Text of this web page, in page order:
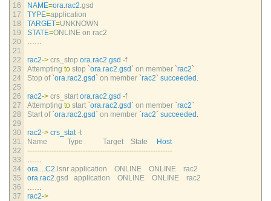
16
17
18
19
20
21
22
23
24
25
26
27
28
29
30
31
32
33
34
35
36
37
NAME=ora.rac2.gsd
TYPE=application
TARGET=UNKNOWN
STATE=ONLINE on rac2
……
rac2-> crs_stop ora.rac2.gsd -f
Attempting to stop `ora.rac2.gsd ` on member `rac2 `
Stop of `ora.rac2.gsd ` on member `rac2 ` succeeded .
rac2-> crs_start ora.rac2.gsd -f
Attempting to start `ora.rac2.gsd ` on member `rac2 `
Start of `ora.rac2.gsd ` on member `rac2 ` succeeded .
rac2-> crs_stat -t
Name Type Target State
Host
------------------------------------------------------------
……
ora....C2. lsnr application ONLINE ONLINE rac2
ora.rac2.gsd application ONLINE ONLINE rac2
……
rac2->